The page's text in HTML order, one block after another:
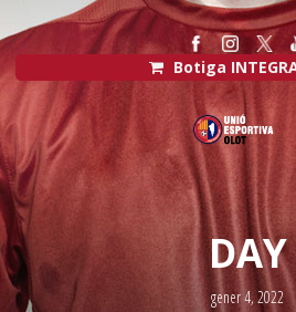
Botiga
DAY
gener 4, 2022